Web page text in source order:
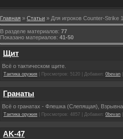
Главная » Статьи » Для игроков Counter-Strike
В разделе материалов: 77
Показано материалов: 41-50
Щит
Всё о тактическом щите.
Тактика оружия | Просмотров: 5120 | Добавил: 0bevan
Гранаты
Всё о гранатах - Флешка (Слепящая),
Тактика оружия | Просмотров: 4857 | Добавил: 0bevan
AK-47